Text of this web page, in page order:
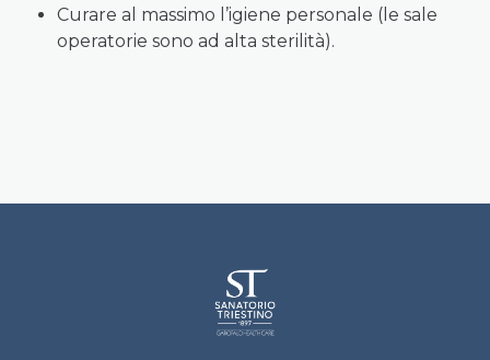
Curare al massimo l’igiene personale (le sale
operatorie sono ad alta sterilità).